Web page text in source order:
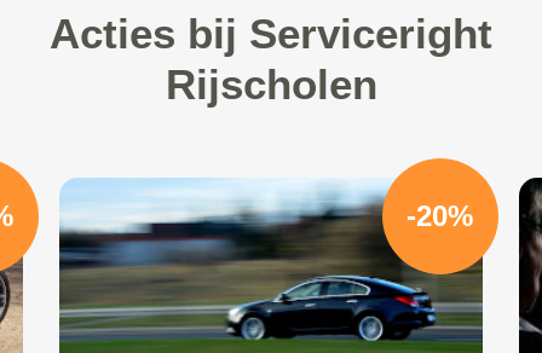
Acties bij Serviceright
Rijscholen
-20%